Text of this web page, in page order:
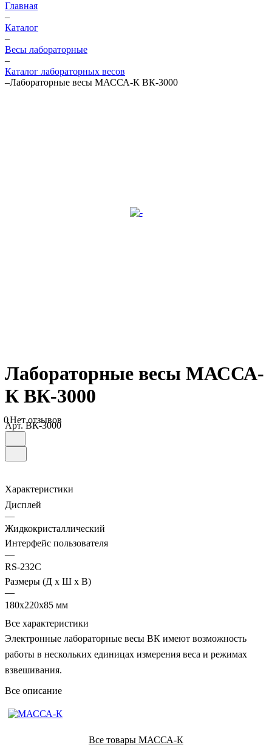
Главная
–
Каталог
–
Весы лабораторные
–
Каталог лабораторных весов
–Лабораторные весы МАССА-К ВК-3000
Лабораторные весы МАССА-
К ВК-3000
0Нет отзывов
Арт.ВК-3000
Характеристики
Дисплей
—
Жидкокристаллический
Интерфейс пользователя
—
RS-232C
Размеры (Д х Ш х В)
—
180х220х85 мм
Все характеристики
Электронные лабораторные весы ВК имеют возможность
работы в нескольких единицах измерения веса и режимах
взвешивания.
Все описание
Все товары МАССА-К